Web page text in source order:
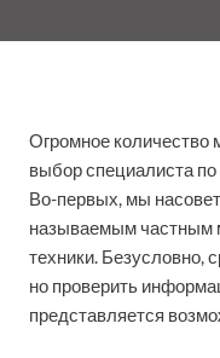
Огромное количество
выбор специалиста
Во-первых, мы
называемым частным
техники. Безусловно,
но проверить
представляется